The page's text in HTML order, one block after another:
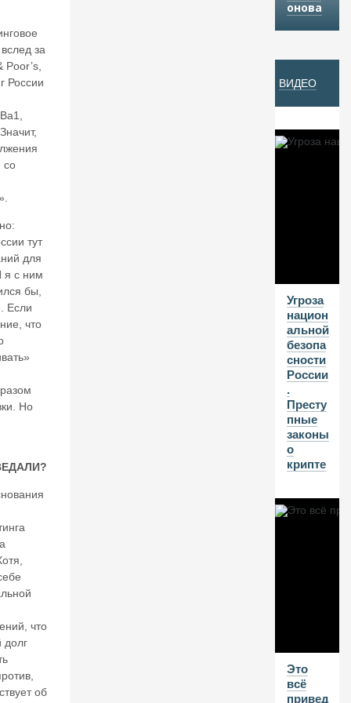
05
А
20
нт
и
н
К
ат
ас
н
в.
Е
аз
н
а
у
к
р
о
и
б
за
России
со
тут
для
я с ним
бы,
Если
что
Но
что
долг
об
онова
ВИДЕО
Угроза
национ
альной
безопа
сности
России
.
Престу
пные
законы
о
крипте
Это
всё
привед